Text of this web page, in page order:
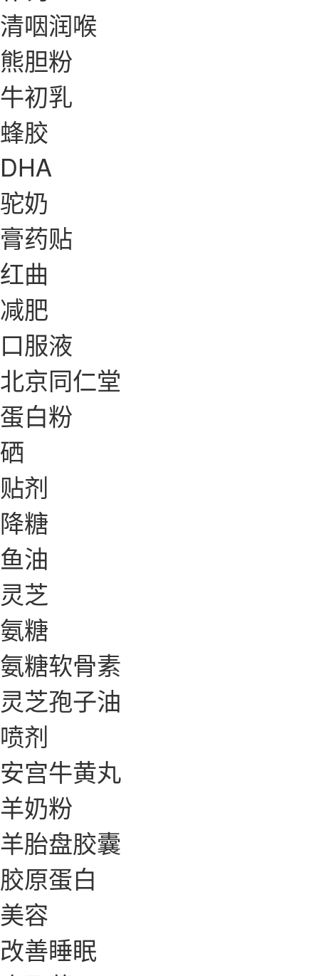
清咽润喉
熊胆粉
牛初乳
蜂胶
DHA
驼奶
膏药贴
红曲
减肥
口服液
北京同仁堂
蛋白粉
硒
贴剂
降糖
鱼油
灵芝
氨糖
氨糖软骨素
灵芝孢子油
喷剂
安宫牛黄丸
羊奶粉
羊胎盘胶囊
胶原蛋白
美容
改善睡眠